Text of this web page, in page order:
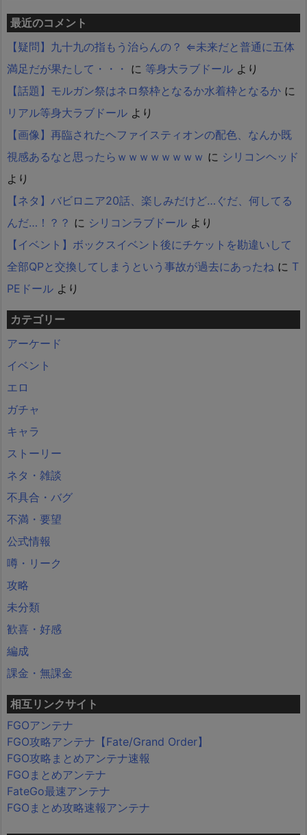
最近のコメント
【疑問】九十九の指もう治らんの？ ⇐未来だと普通に五体
満足だが果たして・・・ に 等身大ラブドール より
【話題】モルガン祭はネロ祭枠となるか水着枠となるか に
リアル等身大ラブドール より
【画像】再臨されたヘファイスティオンの配色、なんか既
視感あるなと思ったらｗｗｗｗｗｗｗｗ に シリコンヘッド
より
【ネタ】バビロニア20話、楽しみだけど…ぐだ、何してる
んだ…！？？ に シリコンラブドール より
【イベント】ボックスイベント後にチケットを勘違いして
全部QPと交換してしまうという事故が過去にあったね に T
PEドール より
カテゴリー
アーケード
イベント
エロ
ガチャ
キャラ
ストーリー
ネタ・雑談
不具合・バグ
不満・要望
公式情報
噂・リーク
攻略
未分類
歓喜・好感
編成
課金・無課金
相互リンクサイト
FGOアンテナ
FGO攻略アンテナ【Fate/Grand Order】
FGO攻略まとめアンテナ速報
FGOまとめアンテナ
FateGo最速アンテナ
FGOまとめ攻略速報アンテナ